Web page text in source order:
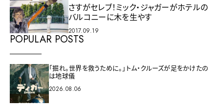
さすがセレブ！ミック・ジャガーがホテルの
バルコニーに木を生やす
2017.09.19
POPULAR POSTS
「掘れ。世界を救うために。」トム・クルーズが足をかけたの
は地球儀
2026.08.06